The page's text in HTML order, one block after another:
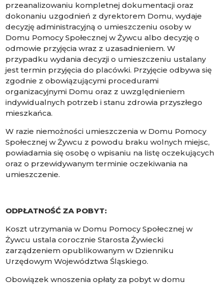
przeanalizowaniu kompletnej dokumentacji oraz
dokonaniu uzgodnień z dyrektorem Domu, wydaje
decyzję administracyjną o umieszczeniu osoby w
Domu Pomocy Społecznej w Żywcu albo decyzję o
odmowie przyjęcia wraz z uzasadnieniem. W
przypadku wydania decyzji o umieszczeniu ustalany
jest termin przyjęcia do placówki. Przyjęcie odbywa się
zgodnie z obowiązującymi procedurami
organizacyjnymi Domu oraz z uwzględnieniem
indywidualnych potrzeb i stanu zdrowia przyszłego
mieszkańca.
W razie niemożności umieszczenia w Domu Pomocy
Społecznej w Żywcu z powodu braku wolnych miejsc,
powiadamia się osobę o wpisaniu na listę oczekujących
oraz o przewidywanym terminie oczekiwania na
umieszczenie.
ODPŁATNOŚĆ ZA POBYT:
Koszt utrzymania w Domu Pomocy Społecznej w
Żywcu ustala corocznie Starosta Żywiecki
zarządzeniem opublikowanym w Dzienniku
Urzędowym Województwa Śląskiego.
Obowiązek wnoszenia opłaty za pobyt w domu